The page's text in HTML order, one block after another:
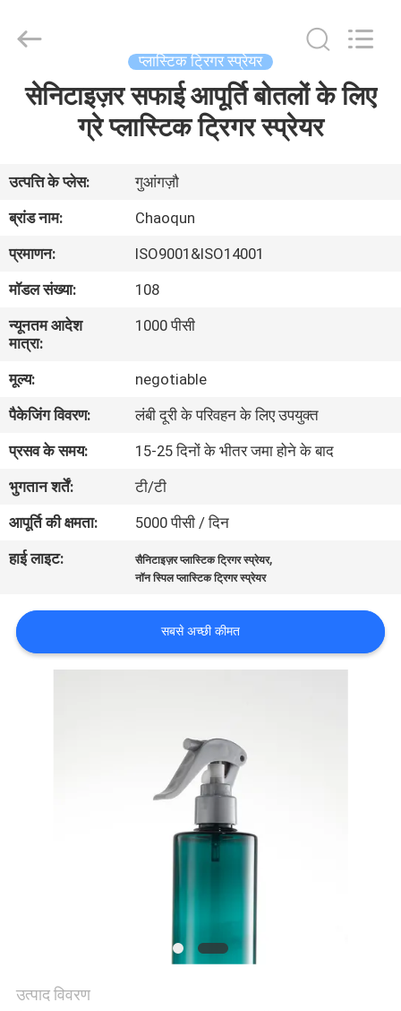
घर
हमारे
बारे
कारखाना
गुणवत्ता
नियंत्रण
संपर्क
करें
मामलों
Industry
Reserved.
प्लास्टिक ट्रिगर स्प्रेयर
सेनिटाइज़र सफाई आपूर्ति बोतलों के लिए
ग्रे प्लास्टिक ट्रिगर स्प्रेयर
उत्पत्ति के प्लेस:
गुआंगज़ौ
ब्रांड नाम:
Chaoqun
प्रमाणन:
ISO9001&ISO14001
मॉडल संख्या:
108
न्यूनतम आदेश
मात्रा:
1000 पीसी
मूल्य:
negotiable
पैकेजिंग विवरण:
लंबी दूरी के परिवहन के लिए उपयुक्त
प्रसव के समय:
15-25 दिनों के भीतर जमा होने के बाद
भुगतान शर्तें:
टी/टी
आपूर्ति की क्षमता:
5000 पीसी / दिन
हाई लाइट:
सैनिटाइज़र प्लास्टिक ट्रिगर स्प्रेयर,
नॉन स्पिल प्लास्टिक ट्रिगर स्प्रेयर
सबसे अच्छी कीमत
उत्पाद विवरण